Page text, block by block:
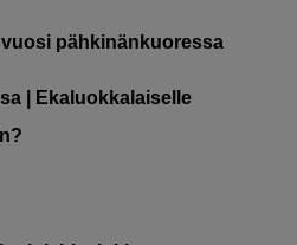
pähkinänkuoressa
| Ekaluokkalaiselle